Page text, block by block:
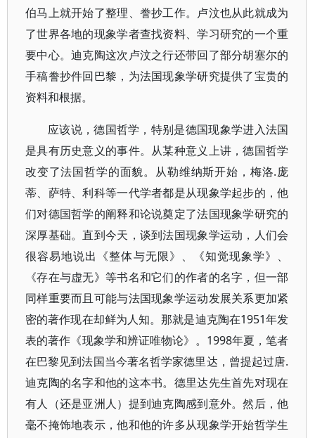
伯马上就开始了整理、誊抄工作。卢汶也从此就成为
了世界各地的现象学者查找资料、学习研究的一个重
要中心。迪克陶这次卢汶之行还带回了部分胡塞尔的
手稿誊抄件回巴黎，为法国现象学研究提供了宝贵的
资料和根据。
应该说，德国哲学，特别是德国现象学进入法国
是具有历史意义的事件。从某种意义上讲，德国哲学
改变了法国哲学的面貌。从勒维纳斯开始，梅洛.庞
蒂、萨特、利科等一代学者都是从现象学起步的，他
们对德国哲学的阐释和论说奠定了法国现象学研究的
深厚基础。直到今天，谈到法国现象学运动，人们会
很容易地说出《整体与无限》、《知觉现象学》、
《存在与虚无》等书名和它们的作者的名字，但一部
同样重要而且可能与法国现象学运动发展关系更加紧
密的著作现在却鲜为人知。那就是迪克陶在1951年发
表的著作《现象学和辨证唯物论》。1998年夏，笔者
在巴黎见到法国当今著名哲学家德里达，曾提起过唐.
迪克陶的名字和他的这本书。德里达先生首先对现在
有人（还是亚洲人）提到迪克陶感到意外。然后，他
毫不掩饰地表示，他和他的许多从现象学开始哲学生